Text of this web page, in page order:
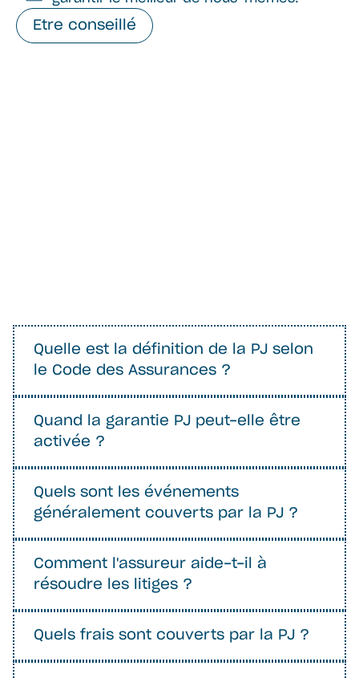
Etre conseillé
Quelle est la définition de la PJ selon
le Code des Assurances ?
Quand la garantie PJ peut-elle être
activée ?
Quels sont les événements
généralement couverts par la PJ ?
Comment l'assureur aide-t-il à
résoudre les litiges ?
Quels frais sont couverts par la PJ ?